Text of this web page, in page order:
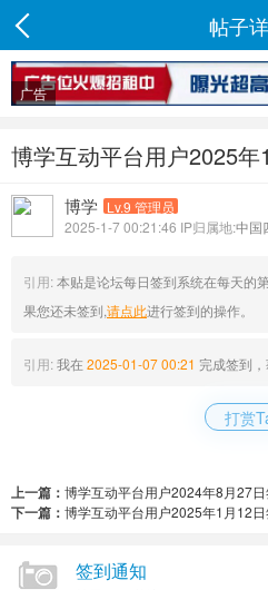
帖子
广告
博学互动平台用户2025
博学 Lv.9 管理员
2025-1-7 00:21:46 IP归属地:中国
引用: 本贴是论坛每日签到系统在每天的
果您还未签到,请点此进行签到的操作。
引用: 我在 2025-01-07 00:21 完成签到，
打赏
上一篇： 博学互动平台用户2024年8月27
下一篇： 博学互动平台用户2025年1月12
签到通知